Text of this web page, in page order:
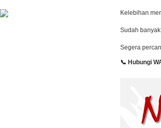
Kelebihan
Sudah
Segera
📞 Hubungi